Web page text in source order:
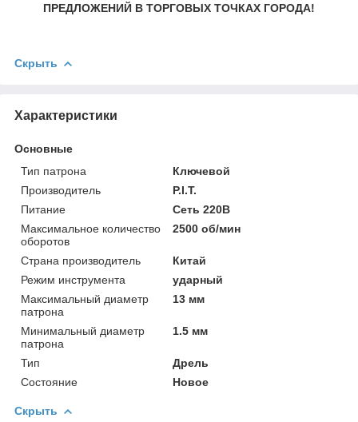
ПРЕДЛОЖЕНИЙ В ТОРГОВЫХ ТОЧКАХ ГОРОДА!
Скрыть
Характеристики
Основные
Тип патрона
Ключевой
Производитель
P.I.T.
Питание
Сеть 220В
Максимальное количество
оборотов
2500 об/мин
Страна производитель
Китай
Режим инструмента
ударный
Максимальный диаметр
патрона
13 мм
Минимальный диаметр
патрона
1.5 мм
Тип
Дрель
Состояние
Новое
Скрыть